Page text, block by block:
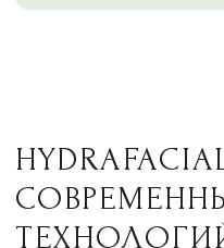
Пишите, мы онлайн
Обратный звонок